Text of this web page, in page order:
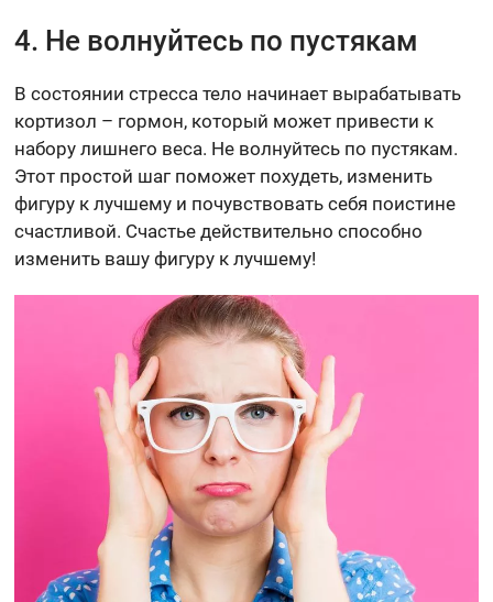
4. Не волнуйтесь по пустякам
В состоянии стресса тело начинает вырабатывать
кортизол – гормон, который может привести к
набору лишнего веса. Не волнуйтесь по пустякам.
Этот простой шаг поможет похудеть, изменить
фигуру к лучшему и почувствовать себя поистине
счастливой. Счастье действительно способно
изменить вашу фигуру к лучшему!